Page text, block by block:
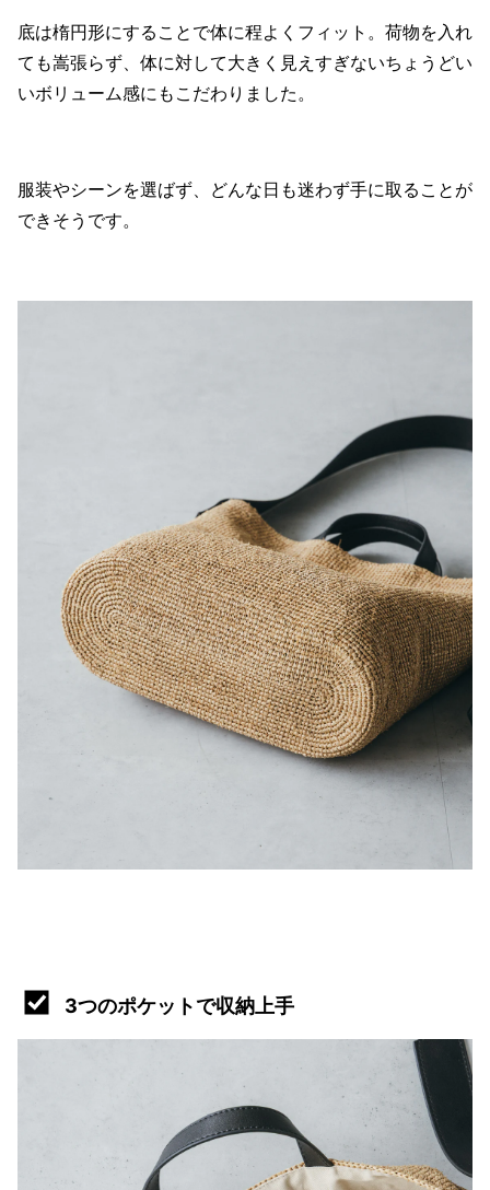
底は楕円形にすることで体に程よくフィット。荷物を入れ
ても嵩張らず、体に対して大きく見えすぎないちょうどい
いボリューム感にもこだわりました。
服装やシーンを選ばず、どんな日も迷わず手に取ることが
できそうです。
3つのポケットで収納上手